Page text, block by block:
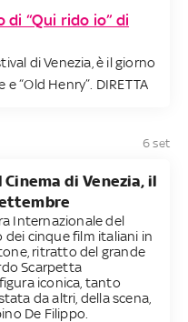
di “Qui rido io” di
di Venezia, è il giorno
“Old Henry”. DIRETTA
6 set
di Venezia, il
Internazionale del
dei cinque film italiani in
ritratto del grande
Scarpetta
iconica, tanto
da altri, della scena,
De Filippo.